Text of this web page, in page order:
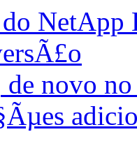
NetApp
de novo